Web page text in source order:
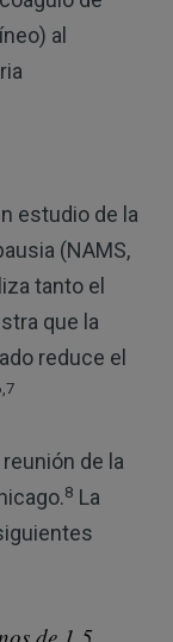
al
estudio de la
(NAMS,
tanto el
que la
reduce el
de la
8 La